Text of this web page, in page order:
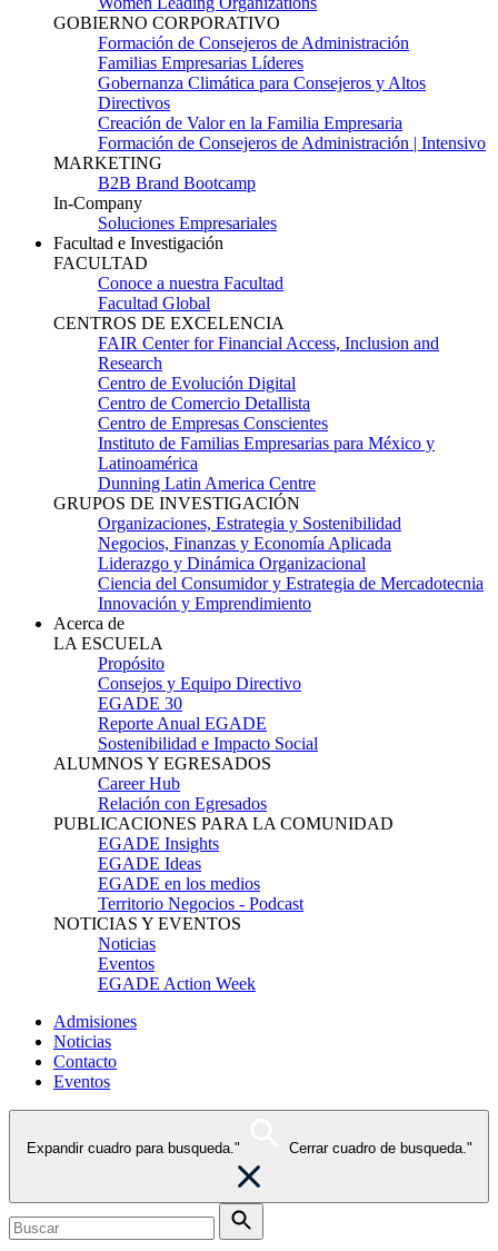
GOBIERNO CORPORATIVO
Formación de Consejeros de Administración
Familias Empresarias Líderes
Gobernanza Climática para Consejeros y Altos
Directivos
Creación de Valor en la Familia Empresaria
Formación de Consejeros de Administración | Intensivo
MARKETING
B2B Brand Bootcamp
In-Company
Soluciones Empresariales
Facultad e Investigación
FACULTAD
Conoce a nuestra Facultad
Facultad Global
CENTROS DE EXCELENCIA
FAIR Center for Financial Access, Inclusion and
Research
Centro de Evolución Digital
Centro de Comercio Detallista
Centro de Empresas Conscientes
Instituto de Familias Empresarias para México y
Latinoamérica
Dunning Latin America Centre
GRUPOS DE INVESTIGACIÓN
Organizaciones, Estrategia y Sostenibilidad
Negocios, Finanzas y Economía Aplicada
Liderazgo y Dinámica Organizacional
Ciencia del Consumidor y Estrategia de Mercadotecnia
Innovación y Emprendimiento
Acerca de
LA ESCUELA
Propósito
Consejos y Equipo Directivo
EGADE 30
Reporte Anual EGADE
Sostenibilidad e Impacto Social
ALUMNOS Y EGRESADOS
Career Hub
Relación con Egresados
PUBLICACIONES PARA LA COMUNIDAD
EGADE Insights
EGADE Ideas
EGADE en los medios
Territorio Negocios - Podcast
NOTICIAS Y EVENTOS
Noticias
Eventos
EGADE Action Week
Admisiones
Noticias
Contacto
Eventos
Expandir cuadro para busqueda." Cerrar cuadro de busqueda."